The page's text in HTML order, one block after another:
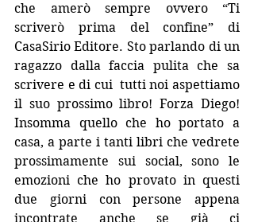
che amerò sempre ovvero “Ti
scriverò prima del confine” di
CasaSirio Editore. Sto parlando di un
ragazzo dalla faccia pulita che sa
scrivere e di cui  tutti noi aspettiamo
il suo prossimo libro! Forza Diego!
Insomma quello che ho portato a
casa, a parte i tanti libri che vedrete
prossimamente sui social, sono le
emozioni che ho provato in questi
due giorni con persone appena
incontrate anche se già ci